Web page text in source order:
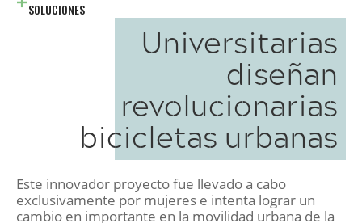
SOLUCIONES
Universitarias
diseñan
revolucionarias
bicicletas urbanas
Este innovador proyecto fue llevado a cabo
exclusivamente por mujeres e intenta lograr un
cambio en importante en la movilidad urbana de la